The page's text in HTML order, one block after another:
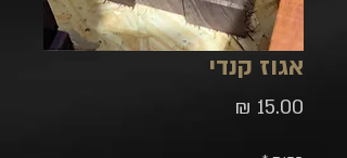
אגוז קנדי